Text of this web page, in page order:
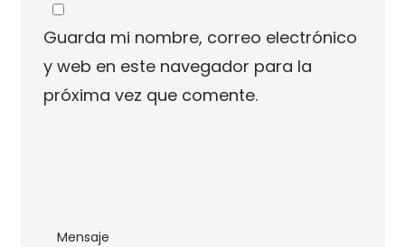
Guarda mi nombre, correo electrónico
y web en este navegador para la
próxima vez que comente.